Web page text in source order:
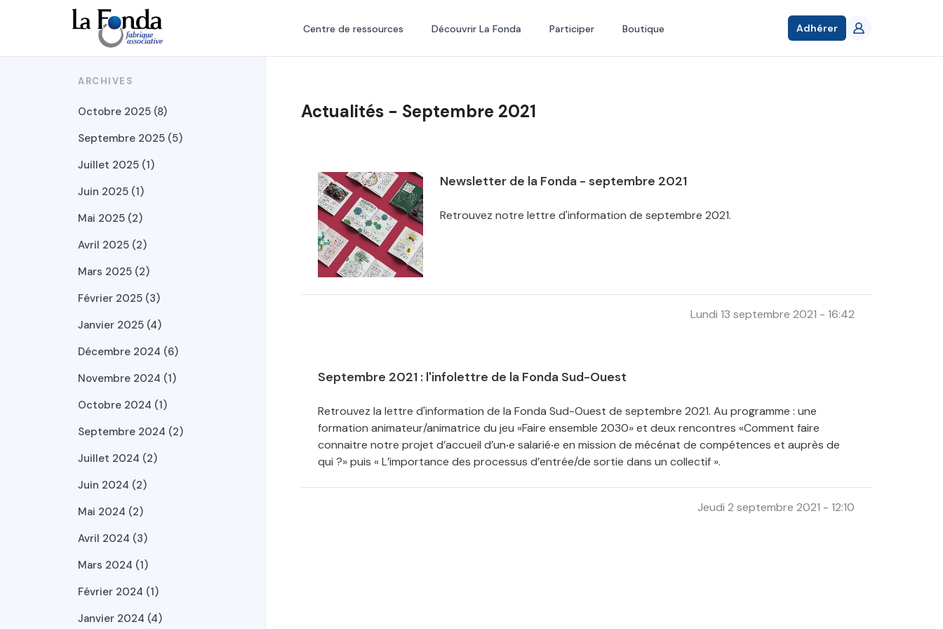
principal
Centre de ressources Découvrir La Fonda Participer Boutique Adhérer
ARCHIVES
Octobre 2025 (8)
Septembre 2025 (5)
Juillet 2025 (1)
Juin 2025 (1)
Mai 2025 (2)
Avril 2025 (2)
Mars 2025 (2)
Février 2025 (3)
Janvier 2025 (4)
Décembre 2024 (6)
Novembre 2024 (1)
Octobre 2024 (1)
Septembre 2024 (2)
Juillet 2024 (2)
Juin 2024 (2)
Mai 2024 (2)
Avril 2024 (3)
Mars 2024 (1)
Février 2024 (1)
Janvier 2024 (4)
Actualités - Septembre 2021
Newsletter de la Fonda - septembre 2021
Retrouvez notre lettre d'information de septembre 2021.
Lundi 13 septembre 2021 - 16:42
Septembre 2021 : l'infolettre de la Fonda Sud-Ouest
Retrouvez la lettre d'information de la Fonda Sud-Ouest de septembre 2021. Au programme : une
formation animateur/animatrice du jeu «Faire ensemble 2030» et deux rencontres «Comment faire
connaitre notre projet d’accueil d’un‧e salarié‧e en mission de mécénat de compétences et auprès de
qui ?» puis « L’importance des processus d’entrée/de sortie dans un collectif ».
Jeudi 2 septembre 2021 - 12:10